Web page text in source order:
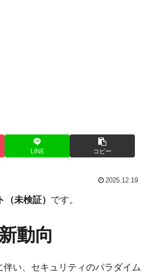
LINE コピー
2025.12.19
未検証） です。
動向
い、セキュリティのパラダイム